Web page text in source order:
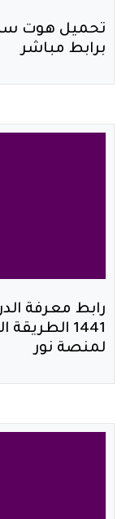
برابط مباشر
رابط معرفة
1441
لمنصة نور